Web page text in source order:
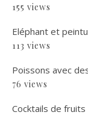
155 views
Eléphant et
113 views
Poissons avec
76 views
Cocktails de